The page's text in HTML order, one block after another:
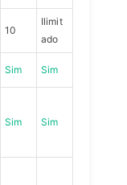
10
Ilimit
ado
Sim Sim
Sim Sim